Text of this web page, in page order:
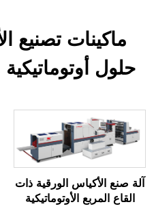
ماكينات تصنيع
حلول
آلة صنع الأكياس الورقية ذات
القاع المربع الأوتوماتيكية